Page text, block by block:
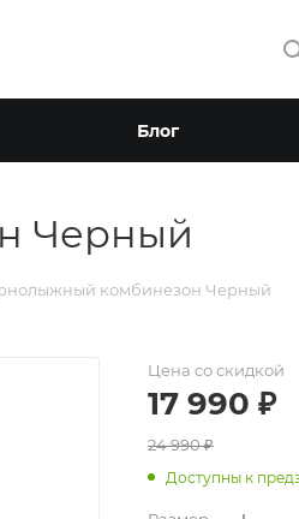
Блог
Черный
комбинезон Черный
Цена со скидкой
17 990 ₽
24 990₽
Доступны к